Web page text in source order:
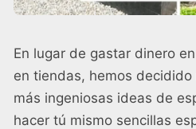
En lugar de gastar dinero
en tiendas, hemos
más ingeniosas ideas de
hacer tú mismo sencillas